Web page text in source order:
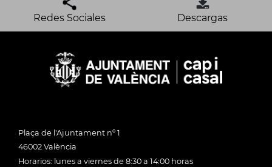
Redes Sociales Descargas
Plaça de l'Ajuntament nº 1
46002 València
Horarios: lunes a viernes de 8:30 a 14:00 horas